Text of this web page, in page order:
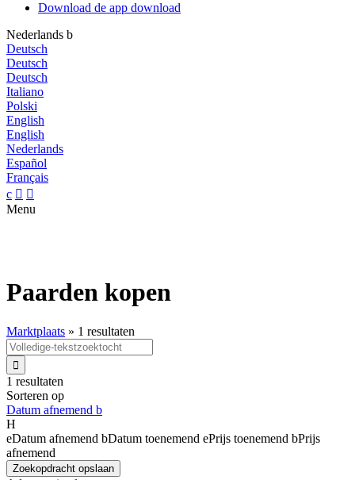
Download de app download
Nederlands b
Deutsch
Deutsch
Deutsch
Italiano
Polski
English
English
Nederlands
Español
Français
c  
Menu
Paarden kopen
Marktplaats » 1 resultaten

1 resultaten
Sorteren op
Datum afnemend b
H
eDatum afnemend bDatum toenemend ePrijs toenemend bPrijs
afnemend
Zoekopdracht opslaan